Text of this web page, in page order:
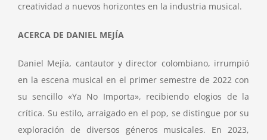
creatividad a nuevos horizontes en la industria musical.
ACERCA DE DANIEL MEJÍA
Daniel Mejía, cantautor y director colombiano, irrumpió
en la escena musical en el primer semestre de 2022 con
su sencillo «Ya No Importa», recibiendo elogios de la
crítica. Su estilo, arraigado en el pop, se distingue por su
exploración de diversos géneros musicales. En 2023,